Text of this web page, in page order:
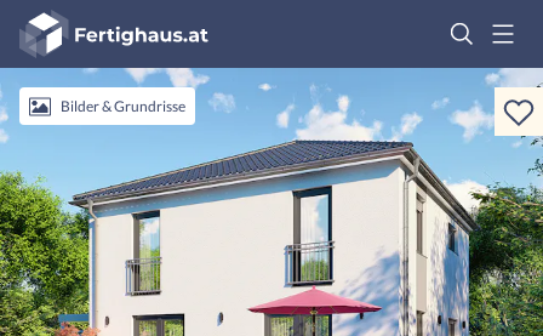
Fertighaus
Logo
AnmeldenBilder & Grundrisse